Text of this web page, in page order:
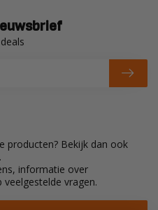
producten? Bekijk dan ook
informatie over
vragen.